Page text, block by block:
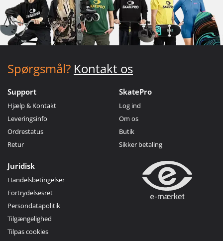
Spørgsmål? Kontakt os
Support
Hjælp & Kontakt
Leveringsinfo
Ordrestatus
Retur
SkatePro
Log ind
Om os
Butik
Sikker betaling
Juridisk
Handelsbetingelser
Fortrydelsesret
Persondatapolitik
Tilgængelighed
Tilpas cookies